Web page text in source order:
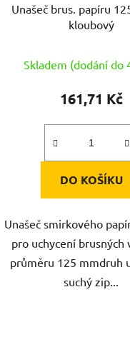
Unašeč brus. papíru
kloubový
Skladem (dodání do
161,71 Kč
DO KOŠÍKU
Unašeč smirkového
pro uchycení brusných
průměru 125 mmdruh
suchý zip...